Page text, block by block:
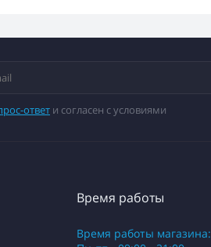
ответ и согласен с условиями
Время работы
Время работы магазина: